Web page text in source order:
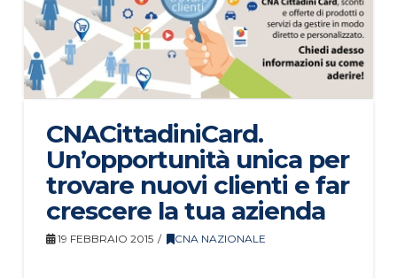
CNACittadiniCard.
Un’opportunità unica per
trovare nuovi clienti e far
crescere la tua azienda
19 FEBBRAIO 2015 CNA NAZIONALE